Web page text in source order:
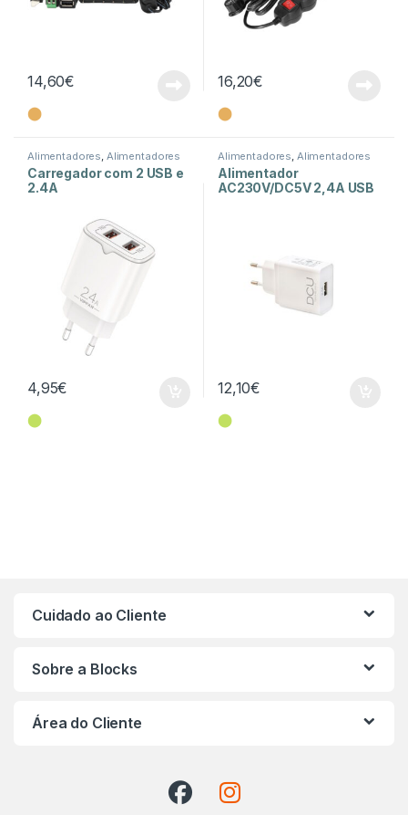
14,60€
⬤
16,20€
⬤
Alimentadores Alimentadores
Fixos Energia
Carregador com 2 USB e
2.4A
4,95€
⬤
Alimentadores Alimentadores
Fixos Energia
Alimentador
AC230V/DC5V 2,4A USB
12,10€
⬤
Cuidado ao Cliente
Sobre a Blocks
Área do Cliente